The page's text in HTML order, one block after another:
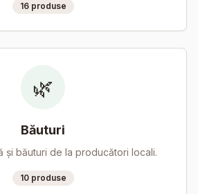
16produse
🌿
Băuturi
și băuturi de la producători locali.
10produse